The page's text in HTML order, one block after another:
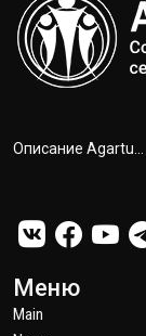
Описание Agartu...
Меню
Main